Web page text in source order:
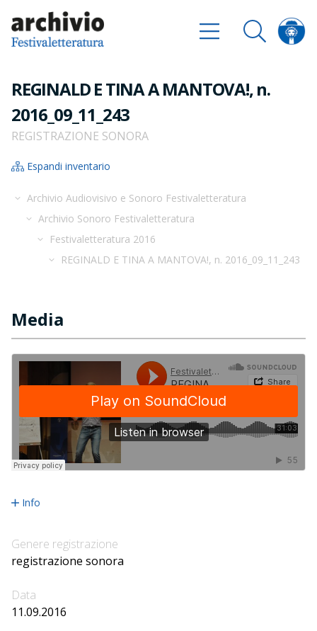
REGINALD E TINA A MANTOVA!, n.
2016_09_11_243
REGISTRAZIONE SONORA
Espandi inventario
Archivio Audiovisivo e Sonoro Festivaletteratura
Archivio Sonoro Festivaletteratura
Festivaletteratura 2016
REGINALD E TINA A MANTOVA!, n. 2016_09_11_243
Media
Info
Genere registrazione
registrazione sonora
Data
11.09.2016